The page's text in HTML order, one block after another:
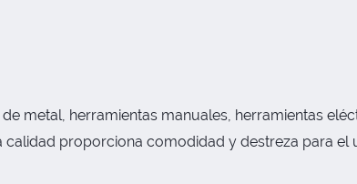
metal, herramientas manuales, herramientas
calidad proporciona comodidad y destreza para